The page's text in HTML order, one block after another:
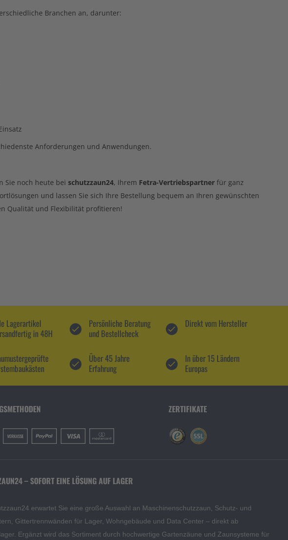
Branchen an, darunter:
Anforderungen und Anwendungen.
Sie noch heute bei schutzzaun24, Ihrem Fetra-Vertriebspartner für ganz
und lassen Sie sich Ihre Bestellung bequem an Ihren gewünschten
Qualität und Flexibilität profitieren!
Lagerartikel
in 48H
Persönliche Beratung
und Bestellcheck
Direkt vom Hersteller
Über 45 Jahre
Erfahrung
In über 15 Ländern
Europas
ZERTIFIKATE
– SOFORT EINE LÖSUNG AUF LAGER
erwartet Sie eine große Auswahl an Maschinenschutzzaun, Schutz- und
Gittertrennwänden für Lager, Wohngebäude und Data Center – direkt ab
Ergänzt wird das Sortiment durch hochwertige Gartenzäune und Zaunsysteme für